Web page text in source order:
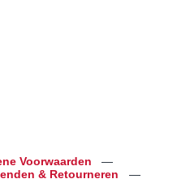
Voorwaarden
—
& Retourneren —